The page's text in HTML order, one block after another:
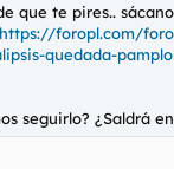
por
pero lo que
de vomito,
la cual, se tapo la
entre dientes y
que te pires..
https://foropl.com/
quedada-
seguirlo? ¿Saldrá